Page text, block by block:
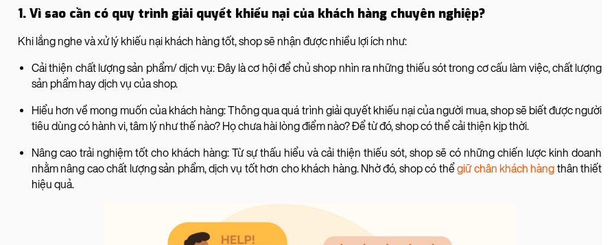
1. Vì sao cần có quy trình giải quyết khiếu nại của khách hàng chuyên nghiệp?
Khi lắng nghe và xử lý khiếu nại khách hàng tốt, shop sẽ nhận được nhiều lợi ích như:
Cải thiện chất lượng sản phẩm/ dịch vụ: Đây là cơ hội để chủ shop nhìn ra những thiếu sót trong cơ cấu làm việc, chất lượng
sản phẩm hay dịch vụ của shop.
Hiểu hơn về mong muốn của khách hàng: Thông qua quá trình giải quyết khiếu nại của người mua, shop sẽ biết được người
tiêu dùng có hành vi, tâm lý như thế nào? Họ chưa hài lòng điểm nào? Để từ đó, shop có thể cải thiện kịp thời.
Nâng cao trải nghiệm tốt cho khách hàng: Từ sự thấu hiểu và cải thiện thiếu sót, shop sẽ có những chiến lược kinh doanh
nhằm nâng cao chất lượng sản phẩm, dịch vụ tốt hơn cho khách hàng. Nhờ đó, shop có thểgiữ chân khách hàng thân thiết
hiệu quả.